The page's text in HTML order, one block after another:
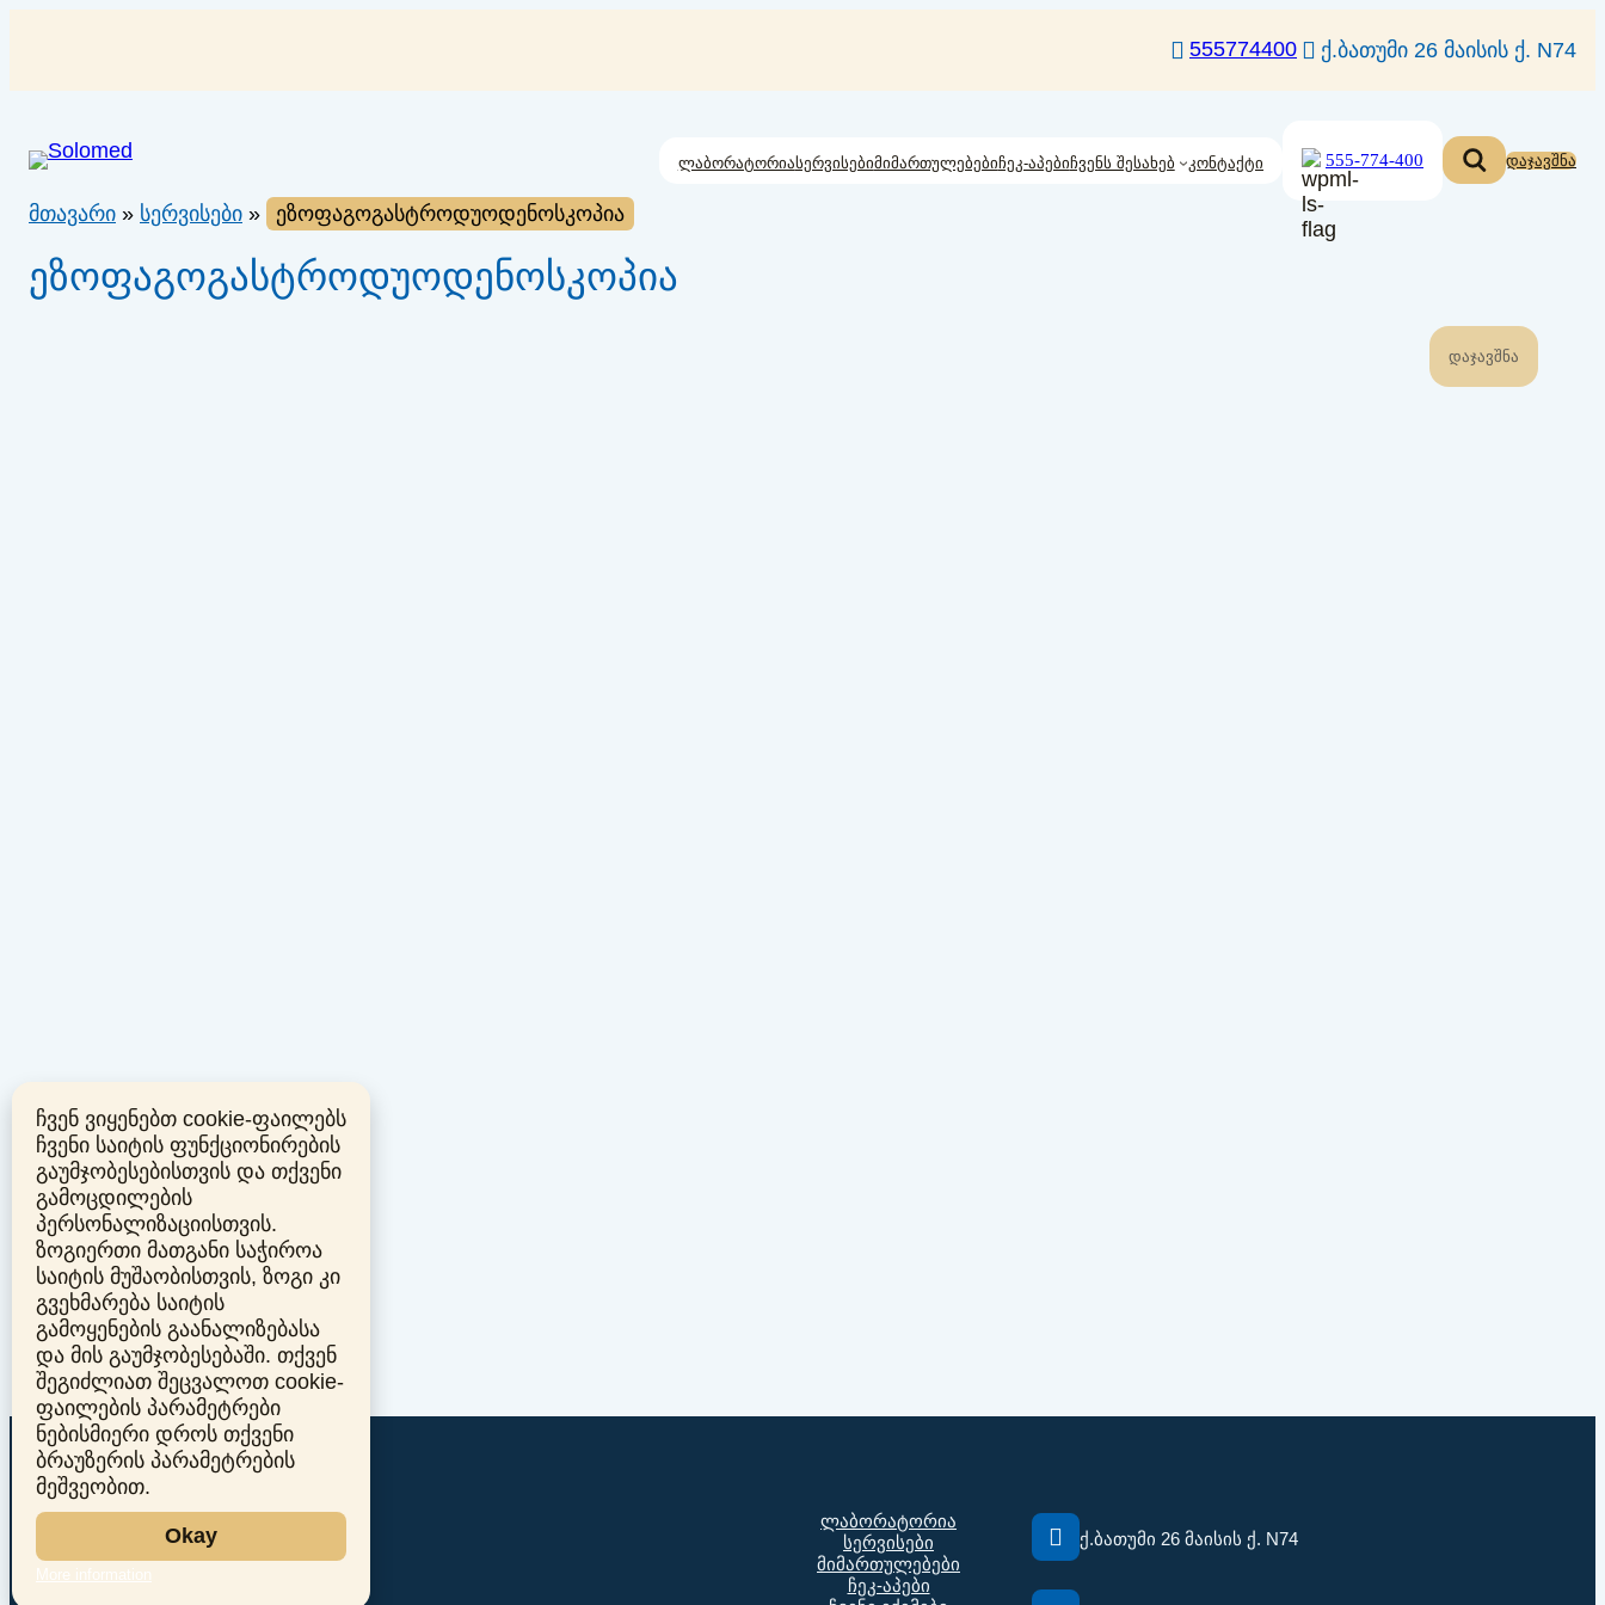
555774400 ქ.ბათუმი 26 მაისის ქ. N74
ლაბორატორიასერვისებიმიმართულებებიჩეკ-აპებიჩვენს შესახებ კონტაქტი 555-774-400 დაჯავშნა
მთავარი » სერვისები » ეზოფაგოგასტროდუოდენოსკოპია
ეზოფაგოგასტროდუოდენოსკოპია
ᲓᲐᲯᲐᲕᲨᲜᲐ
ლაბორატორია
სერვისები
მიმართულებები
ჩეკ-აპები
ქ.ბათუმი 26 მაისის ქ. N74
ჩვენ ვიყენებთ cookie-ფაილებს
ჩვენი საიტის ფუნქციონირების
გაუმჯობესებისთვის და თქვენი
გამოცდილების
პერსონალიზაციისთვის.
ზოგიერთი მათგანი საჭიროა
საიტის მუშაობისთვის, ზოგი კი
გვეხმარება საიტის
გამოყენების გაანალიზებასა
და მის გაუმჯობესებაში. თქვენ
შეგიძლიათ შეცვალოთ cookie-
ფაილების პარამეტრები
ნებისმიერი დროს თქვენი
ბრაუზერის პარამეტრების
მეშვეობით.
Okay
More information